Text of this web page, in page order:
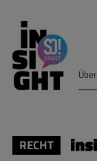
RECHT